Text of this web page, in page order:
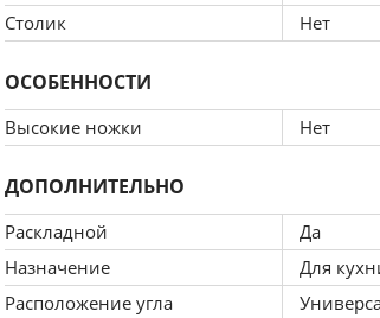
изделия, препятствует
и быстрого восстановления
выступает дополнительным
любых размеров, легко
Столик
Нет
ОСОБЕННОСТИ
Высокие ножки Нет
ДОПОЛНИТЕЛЬНО
Раскладной
Да
Назначение
Для
Расположение угла